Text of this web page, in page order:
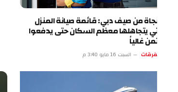
من صيف دبي: قائمة صيانة المنزل
يتجاهلها معظم السكان حتى يدفعوا
غالياً
السبت 16 مايو 3:40 م